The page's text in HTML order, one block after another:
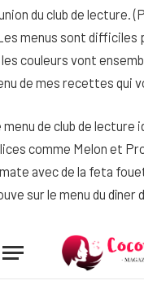
du club de lecture.
menus sont difficiles
couleurs vont
de mes recettes qui
menu de club de
comme Melon et
avec de la feta
sur le menu du dîner